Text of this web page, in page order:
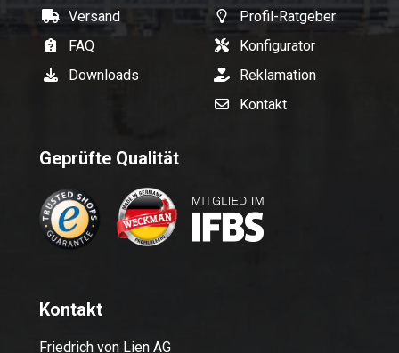
Versand
FAQ
Downloads
Profil-Ratgeber
Konfigurator
Reklamation
Kontakt
Geprüfte Qualität
Kontakt
Friedrich von Lien AG